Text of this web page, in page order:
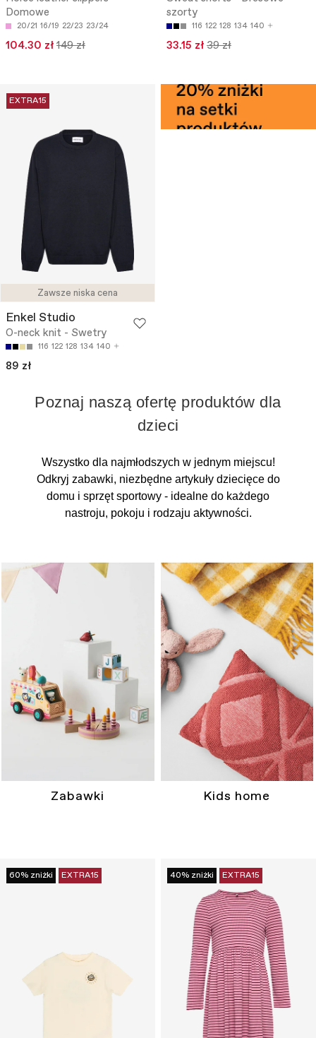
Domowe
20/21 16/19 22/23 23/24
104.30 zł 149 zł
szorty
116 122 128 134 140
33.15 zł 39 zł
Zawsze niska cena
EXTRA15
Enkel Studio
O-neck knit - Swetry
116 122 128 134 140
89 zł
60% zniżki EXTRA15 40% zniżki EXTRA15
Poznaj naszą ofertę produktów dla
dzieci
Wszystko dla najmłodszych w jednym miejscu!
Odkryj zabawki, niezbędne artykuły dziecięce do
domu i sprzęt sportowy - idealne do każdego
nastroju, pokoju i rodzaju aktywności.
Zabawki Kids home